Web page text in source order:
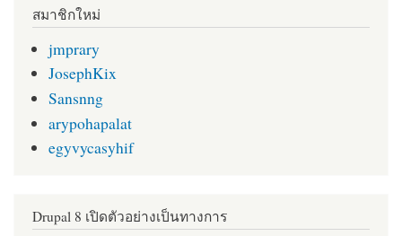
สมาชิกใหม่
jmprary
JosephKix
Sansnng
arypohapalat
egyvycasyhif
Drupal 8 เปิดตัวอย่างเป็นทางการ